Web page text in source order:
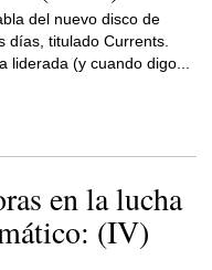
del nuevo disco de
días, titulado Currents.
liderada (y cuando digo...
en la lucha
(IV)